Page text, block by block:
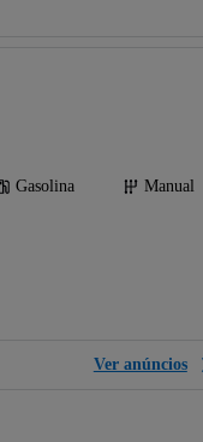
Gasolina
Manual
Ver anúncios